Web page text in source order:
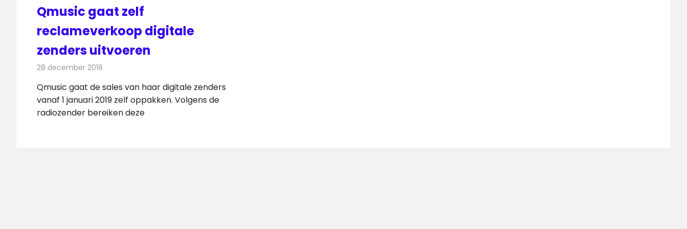
Qmusic gaat zelf
reclameverkoop digitale
zenders uitvoeren
28 december 2018
Qmusic gaat de sales van haar digitale zenders
vanaf 1 januari 2019 zelf oppakken. Volgens de
radiozender bereiken deze